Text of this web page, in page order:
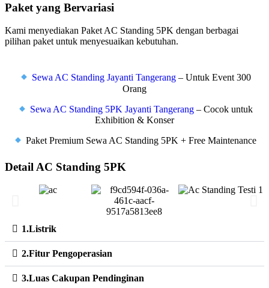
Paket yang Bervariasi
Kami menyediakan Paket AC Standing 5PK dengan berbagai
pilihan paket untuk menyesuaikan kebutuhan.
Sewa AC Standing Jayanti Tangerang – Untuk Event 300
Orang
Sewa AC Standing 5PK Jayanti Tangerang– Cocok untuk
Exhibition & Konser
Paket Premium Sewa AC Standing 5PK + Free Maintenance
Detail AC Standing 5PK
1.Listrik
2.Fitur Pengoperasian
3.Luas Cakupan Pendinginan